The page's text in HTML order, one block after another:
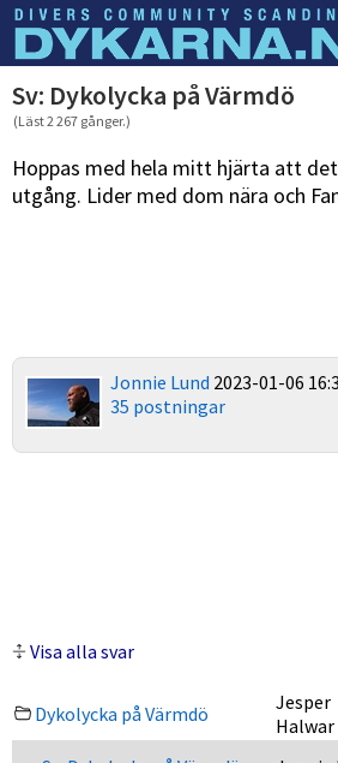
Dyknyheter
Sv: Dykolycka på Värmdö
(Läst 2 267 gånger.)
Hoppas med hela mitt hjärta att
utgång. Lider med dom nära och
Jonnie Lund 2023-01-06
35 postningar
Visa alla svar
Dykolycka på Värmdö
Jesper
Halwar